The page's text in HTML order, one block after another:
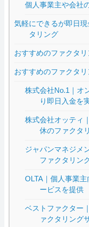
個人事業主や会社
気軽にできるが即日
タリング
おすすめのファクタ
おすすめのファクタ
株式会社No.1｜オ
り即日入金を
株式会社オッティ
休のファクタ
ジャパンマネジメ
ファクタリン
OLTA｜個人事業
ービスを提供
ベストファクター
ァクタリング